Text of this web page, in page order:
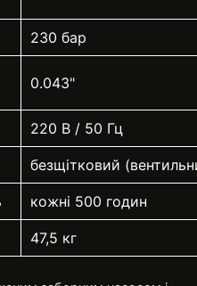
230 бар
0.043"
220 В / 50 Гц
безщітковий
кожні 500 годин
47,5 кг